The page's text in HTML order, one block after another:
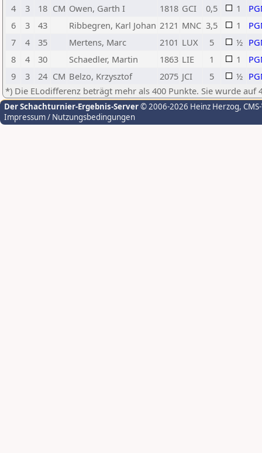
4
3 18 CM Owen, Garth I 1818 GCI 0,5 1
6
3 43 Ribbegren, Karl Johan 2121 MNC 3,5 1
7
4 35 Mertens, Marc 2101 LUX 5 ½
8
4 30 Schaedler, Martin 1863 LIE 1 1
9
3 24 CM Belzo, Krzysztof 2075 JCI 5 ½
*) Die ELodifferenz beträgt mehr als 400 Punkte. Sie wurde auf
Der Schachturnier-Ergebnis-Server© 2006-2026 Heinz Herzog,
Impressum / Nutzungsbedingungen